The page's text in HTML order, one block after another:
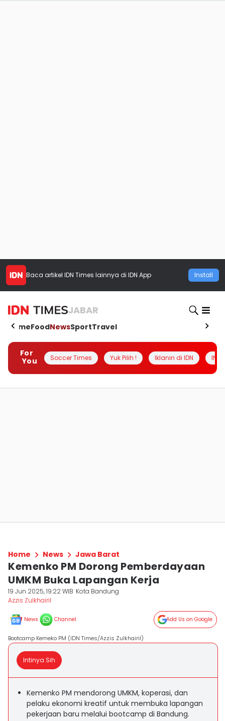
Baca artikel IDN Times lainnya di IDN App Install
JABAR
HomeFoodNewsSportTravel
For
You
Soccer Times Yuk Pilih ! Iklanin di IDN
Home News Jawa Barat
Kemenko PM Dorong Pemberdayaan
UMKM Buka Lapangan Kerja
19 Jun 2025, 19:22 WIB Kota Bandung
Azzis Zulkhairil
News Channel Add Us on Google
Bootcamp Kemeko PM (IDN Times/Azzis Zulkhairil)
Intinya Sih
Kemenko PM mendorong UMKM, koperasi, dan
pelaku ekonomi kreatif untuk membuka lapangan
pekerjaan baru melalui bootcamp di Bandung.